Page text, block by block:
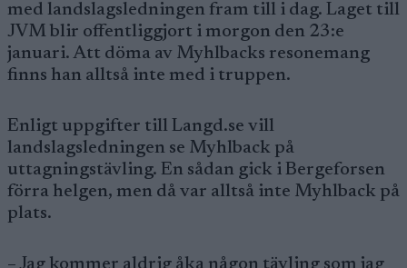
med landslagsledningen fram till i dag. Laget till
JVM blir offentliggjort i morgon den 23:e
januari. Att döma av Myhlbacks resonemang
finns han alltså inte med i truppen.
Enligt uppgifter till Langd.se vill
landslagsledningen se Myhlback på
uttagningstävling. En sådan gick i Bergeforsen
förra helgen, men då var alltså inte Myhlback på
plats.
– Jag kommer aldrig åka någon tävling som jag